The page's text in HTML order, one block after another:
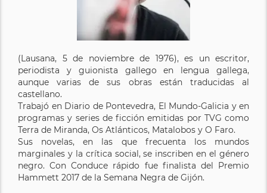
(Lausana, 5 de noviembre de 1976), es un escritor,
periodista y guionista gallego en lengua gallega,
aunque varias de sus obras están traducidas al
castellano.
Trabajó en Diario de Pontevedra, El Mundo-Galicia y en
programas y series de ficción emitidas por TVG como
Terra de Miranda, Os Atlánticos, Matalobos y O Faro.
Sus novelas, en las que frecuenta los mundos
marginales y la crítica social, se inscriben en el género
negro. Con Conduce rápido fue finalista del Premio
Hammett 2017 de la Semana Negra de Gijón.